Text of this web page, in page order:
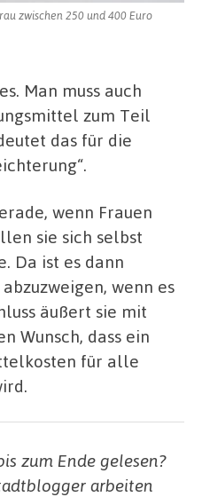
zwischen 250 und 400 Euro
Man muss auch
zum Teil
das für die
wenn Frauen
sie sich selbst
Da ist es dann
wenn es
äußert sie mit
Wunsch, dass ein
für alle
zum Ende gelesen?
arbeiten